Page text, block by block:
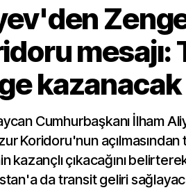
mesajı:
kazanacak
Cumhurbaşkanı İlham
Koridoru'nun açılmasından
kazançlı çıkacağını
da transit geliri